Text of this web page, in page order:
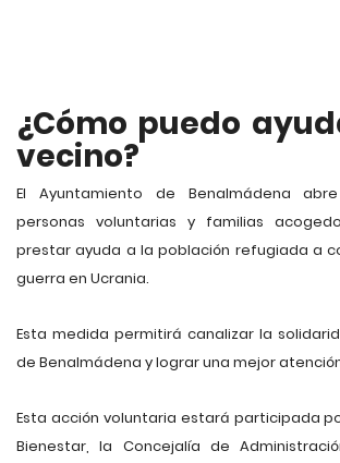
¿Cómo puedo
vecino?
El Ayuntamiento de Benalmádena
personas voluntarias y familias
prestar ayuda a la población refugiada a
guerra en Ucrania.
Esta medida permitirá canalizar la
de Benalmádena y lograr una mejor
Esta acción voluntaria estará participada
Bienestar, la Concejalía de